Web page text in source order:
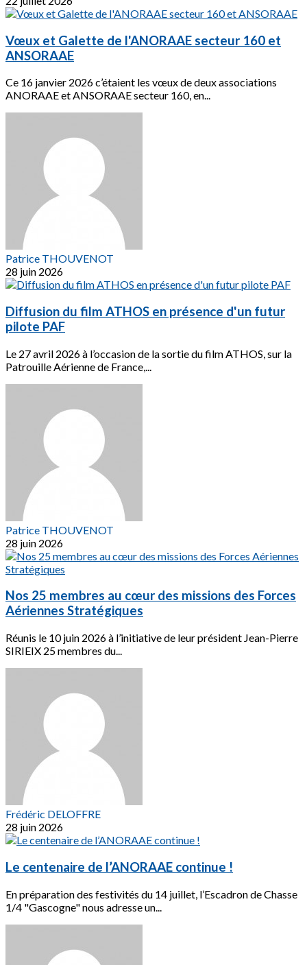
Vœux et Galette de l'ANORAAE secteur 160 et
ANSORAAE
Ce 16 janvier 2026 c’étaient les vœux de deux associations
ANORAAE et ANSORAAE secteur 160, en...
Patrice THOUVENOT
28 juin 2026
Diffusion du film ATHOS en présence d'un futur
pilote PAF
Le 27 avril 2026 à l’occasion de la sortie du film ATHOS, sur la
Patrouille Aérienne de France,...
Patrice THOUVENOT
28 juin 2026
Nos 25 membres au cœur des missions des Forces
Aériennes Stratégiques
Réunis le 10 juin 2026 à l’initiative de leur président Jean-Pierre
SIRIEIX 25 membres du...
Frédéric DELOFFRE
28 juin 2026
Le centenaire de l’ANORAAE continue !
En préparation des festivités du 14 juillet, l’Escadron de Chasse
1/4 "Gascogne" nous adresse un...